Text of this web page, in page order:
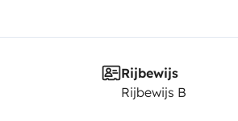
Rijbewijs
Rijbewijs B